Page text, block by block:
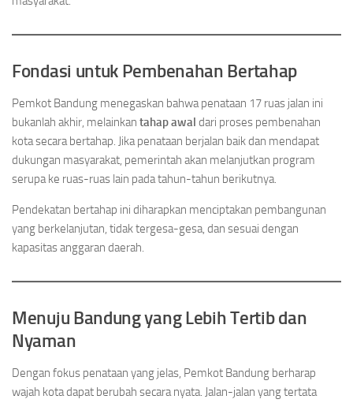
Fondasi untuk Pembenahan Bertahap
Pemkot Bandung menegaskan bahwa penataan 17 ruas jalan ini
bukanlah akhir, melainkan tahap awal dari proses pembenahan
kota secara bertahap. Jika penataan berjalan baik dan mendapat
dukungan masyarakat, pemerintah akan melanjutkan program
serupa ke ruas-ruas lain pada tahun-tahun berikutnya.
Pendekatan bertahap ini diharapkan menciptakan pembangunan
yang berkelanjutan, tidak tergesa-gesa, dan sesuai dengan
kapasitas anggaran daerah.
Menuju Bandung yang Lebih Tertib dan
Nyaman
Dengan fokus penataan yang jelas, Pemkot Bandung berharap
wajah kota dapat berubah secara nyata. Jalan-jalan yang tertata